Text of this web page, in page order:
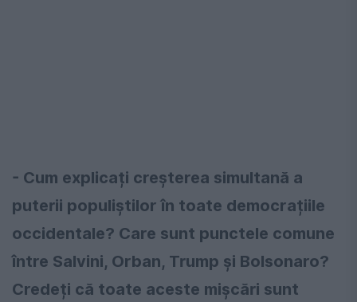
- Cum explicați creșterea simultană a
puterii populiștilor în toate democrațiile
occidentale? Care sunt punctele comune
între Salvini, Orban, Trump și Bolsonaro?
Credeți că toate aceste mișcări sunt